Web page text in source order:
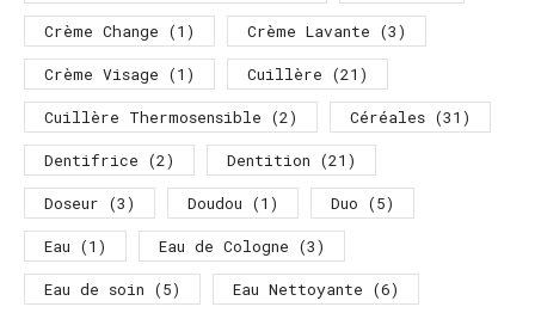
Crème Change (1) Crème Lavante (3)
Crème Visage (1) Cuillère (21)
Cuillère Thermosensible (2) Céréales (31)
Dentifrice (2) Dentition (21)
Doseur (3) Doudou (1) Duo (5)
Eau (1) Eau de Cologne (3)
Eau de soin (5) Eau Nettoyante (6)